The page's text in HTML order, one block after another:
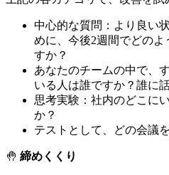
中心的な質問：より良い
めに、今後2週間でどのよ
すか？
あなたのチームの中で、
いる人は誰ですか？誰に
思考実験：社内のどこに
か？
テストとして、どの会議
🤚 締めくくり